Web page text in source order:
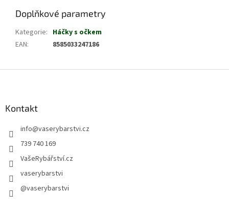
Doplňkové parametry
Kategorie: Háčky s očkem
EAN: 8585033247186
Kontakt
info@vaserybarstvi.cz
739 740 169
VašeRybářství.cz
vaserybarstvi
@vaserybarstvi